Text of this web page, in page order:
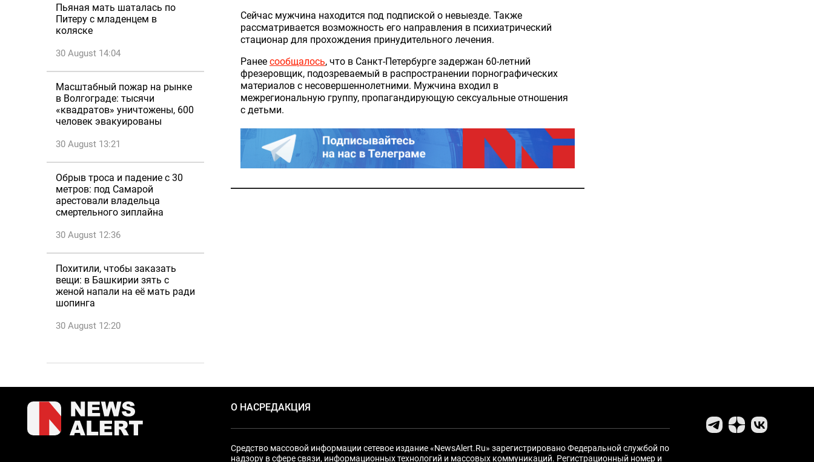
Пьяная мать шаталась по
Питеру с младенцем в
коляске
30 August 14:04
Масштабный пожар на рынке
в Волгограде: тысячи
«квадратов» уничтожены, 600
человек эвакуированы
30 August 13:21
Обрыв троса и падение с 30
метров: под Самарой
арестовали владельца
смертельного зиплайна
30 August 12:36
Похитили, чтобы заказать
вещи: в Башкирии зять с
женой напали на её мать ради
шопинга
30 August 12:20
Сейчас мужчина находится под подпиской о невыезде. Также
рассматривается возможность его направления в психиатрический
стационар для прохождения принудительного лечения.
Ранее сообщалось, что в Санкт-Петербурге задержан 60-летний
фрезеровщик, подозреваемый в распространении порнографических
материалов с несовершеннолетними. Мужчина входил в
межрегиональную группу, пропагандирующую сексуальные отношения
с детьми.
О НАСРЕДАКЦИЯ
Средство массовой информации сетевое издание «NewsAlert.Ru» зарегистрировано Федеральной службой по
надзору в сфере связи, информационных технологий и массовых коммуникаций. Регистрационный номер и